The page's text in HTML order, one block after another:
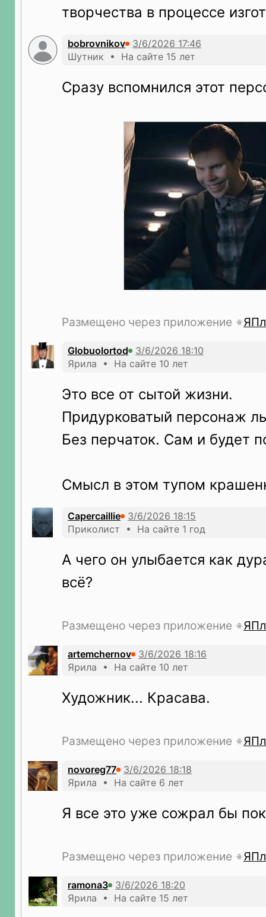
творчества в процессе
bobrovnikov
Шутник • На сайте 15 лет
Сразу вспомнился этот
Размещено через приложение
Globuolortod
Ярила • На сайте 10 лет
Это все от сытой жизни.
Придурковатый персонаж
Без перчаток. Сам и будет
Смысл в этом тупом
Capercaillie
Приколист • На сайте 1 год
А чего он улыбается как
всё?
Размещено через приложение
artemchernov
Ярила • На сайте 10 лет
Художник... Красава.
Размещено через приложение
novoreg77
Ярила • На сайте 6 лет
Я все это уже сожрал бы
Размещено через приложение
ramona3
Ярила • На сайте 15 лет